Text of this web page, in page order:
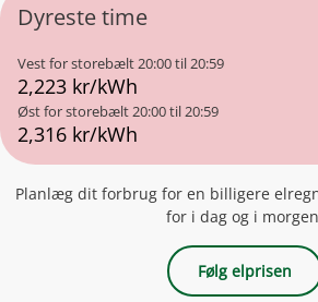
Dyreste time
Vest for storebælt20:00 til 20:59
2,223 kr/kWh
Øst for storebælt20:00 til 20:59
2,316 kr/kWh
Planlæg dit forbrug for en billigere
for i dag og i
Følg elprisen